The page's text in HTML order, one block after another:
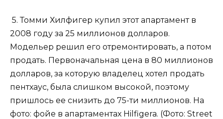
5. Томми Хилфигер купил этот апартамент в
2008 году за 25 миллионов долларов.
Модельер решил его отремонтировать, а потом
продать. Первоначальная цена в 80 миллионов
долларов, за которую владелец хотел продать
пентхаус, была слишком высокой, поэтому
пришлось ее снизить до 75-ти миллионов. На
фото: фойе в апартаментах Hilfigera. (Фото: Street